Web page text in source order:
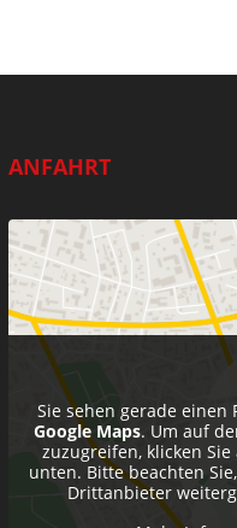
ANFAHRT
Sie sehen gerade einen
Google Maps. Um auf
zuzugreifen, klicken
unten. Bitte beachten
Drittanbieter